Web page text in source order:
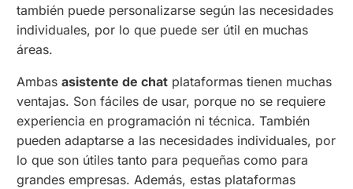
también puede personalizarse según las necesidades
individuales, por lo que puede ser útil en muchas
áreas.
Ambasasistente de chat plataformas tienen muchas
ventajas. Son fáciles de usar, porque no se requiere
experiencia en programación ni técnica. También
pueden adaptarse a las necesidades individuales, por
lo que son útiles tanto para pequeñas como para
grandes empresas. Además, estas plataformas